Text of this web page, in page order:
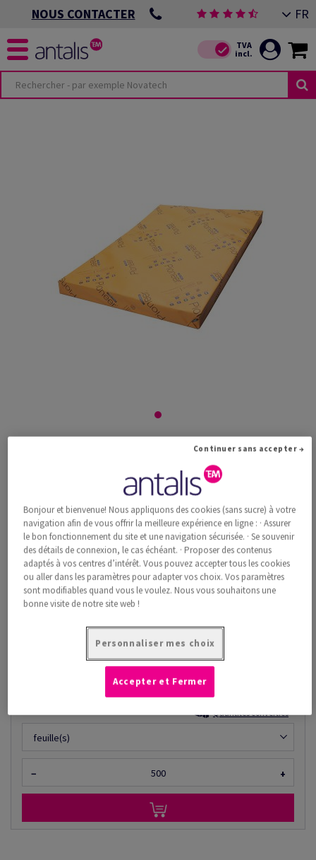
NOUS CONTACTER FR
Pioneer Preprint superblanc enramé 120g/m2
#447535
Pioneer, Preprint, superblanc, sans bois ECF, 120g/m2, 650mm x
920mm, BE, Paquet de 500 feuilles, FSC Mix 70%
Information additionnelle
Recommander ce produit
Prix catalogue TVA incl.
EN STOCK : LIVRAISON À PARTIR DU 10/08/2026
Quantités converties
feuille(s)
− +
Bonjour et bienvenue! Nous appliquons des cookies (sans sucre) à votre
navigation afin de vous offrir la meilleure expérience en ligne : · Assurer
le bon fonctionnement du site et une navigation sécurisée. · Se souvenir
des détails de connexion, le cas échéant. · Proposer des contenus
adaptés à vos centres d’intérêt. Vous pouvez accepter tous les cookies
ou aller dans les paramètres pour adapter vos choix. Vos paramètres
sont modifiables quand vous le voulez. Nous vous souhaitons une
bonne visite de notre site web !
Personnaliser mes choix
Continuer sans accepter →
Accepter et Fermer